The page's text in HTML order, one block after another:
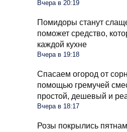
Вчера в 20:19
Помидоры станут
поможет средство,
каждой кухне
Вчера в 19:18
Спасаем огород от
помощью гремучей
простой, дешевый и
Вчера в 18:17
Розы покрылись